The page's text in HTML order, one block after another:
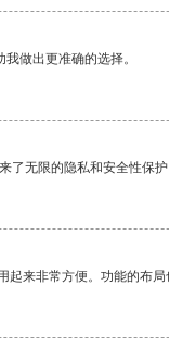
做出更准确的选择。
了无限的隐私和安全性保护
来非常方便。功能的布局